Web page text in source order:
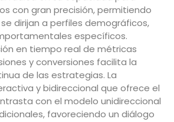
con gran precisión, permitiendo
dirijan a perfiles demográficos,
específicos.
en tiempo real de métricas
y conversiones facilita la
de las estrategias. La
y bidireccional que ofrece el
con el modelo unidireccional
favoreciendo un diálogo